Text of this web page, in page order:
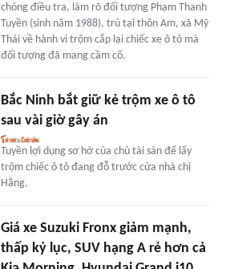
chóng điều tra, làm rõ đối tượng Phạm Thanh
Tuyền (sinh năm 1988), trú tại thôn Am, xã Mỹ
Thái về hành vi trộm cắp lại chiếc xe ô tô mà
đối tượng đã mang cầm cố.
Bắc Ninh bắt giữ kẻ trộm xe ô tô
sau vài giờ gây án
Tuyền lợi dụng sơ hở của chủ tài sản để lấy
trộm chiếc ô tô đang đỗ trước cửa nhà chị
Hằng.
Giá xe Suzuki Fronx giảm mạnh,
thấp kỷ lục, SUV hạng A rẻ hơn cả